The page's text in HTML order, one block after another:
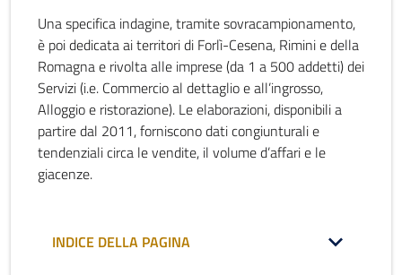
Una specifica indagine, tramite sovracampionamento,
è poi dedicata ai territori di Forlì-Cesena, Rimini e della
Romagna e rivolta alle imprese (da 1 a 500 addetti) dei
Servizi (i.e. Commercio al dettaglio e all’ingrosso,
Alloggio e ristorazione). Le elaborazioni, disponibili a
partire dal 2011, forniscono dati congiunturali e
tendenziali circa le vendite, il volume d’affari e le
giacenze.
INDICE DELLA PAGINA